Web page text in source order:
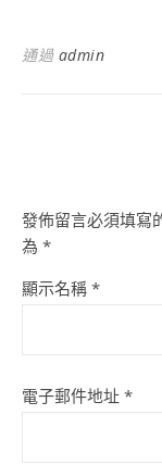
通過 admin
發佈留言必須填寫
為 *
顯示名稱 *
電子郵件地址 *